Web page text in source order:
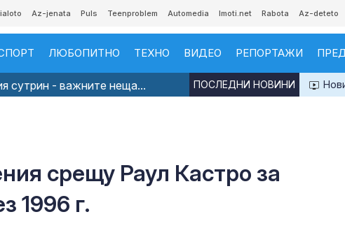
Az-jenata Puls Teenproblem Automedia Imoti.net Rabota Az-deteto
ЛЮБОПИТНО ТЕХНО ВИДЕО РЕПОРТАЖИ
сутрин - важните неща... ПОСЛЕДНИ НОВИНИ
срещу Раул Кастро за
1996 г.